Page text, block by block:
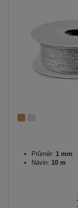
Průměr: 1 mm
Návin: 10 m